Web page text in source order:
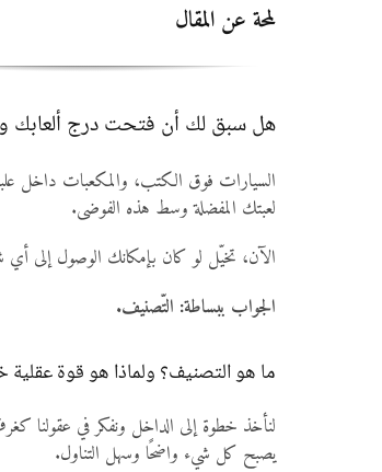
لمحة عن المقال
هل سبق لك أن فتحت درج ألعابك
السيارات فوق الكتب، والمكعبات داخل
لعبتك المفضلة وسط هذه الفوضى.
الآن، تخيّل لو كان بإمكانك الوصول إلى أي
الجواب ببساطة: التّصنيف.
ما هو التصنيف؟ ولماذا هو قوة عقلية
لنأخذ خطوة إلى الداخل ونفكر في عقولنا
يصبح كل شيء واضحًا وسهل التناول.